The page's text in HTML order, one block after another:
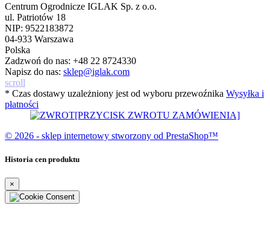
Centrum Ogrodnicze IGLAK Sp. z o.o.
ul. Patriotów 18
NIP: 9522183872
04-933 Warszawa
Polska
Zadzwoń do nas: +48 22 8724330
Napisz do nas: sklep@iglak.com
scroll
* Czas dostawy uzależniony jest od wyboru przewoźnika Wysyłka i
płatności
[PRZYCISK ZWROTU ZAMÓWIENIA]
© 2026 - sklep internetowy stworzony od PrestaShop™
Historia cen produktu
×